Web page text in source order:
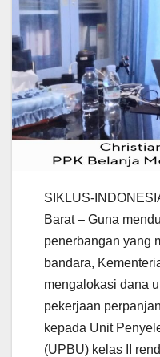
SIKLUS-
Barat – Guna
penerbangan yang
bandara,
mengalokasi dana
pekerjaan
kepada Unit
(UPBU) kelas II